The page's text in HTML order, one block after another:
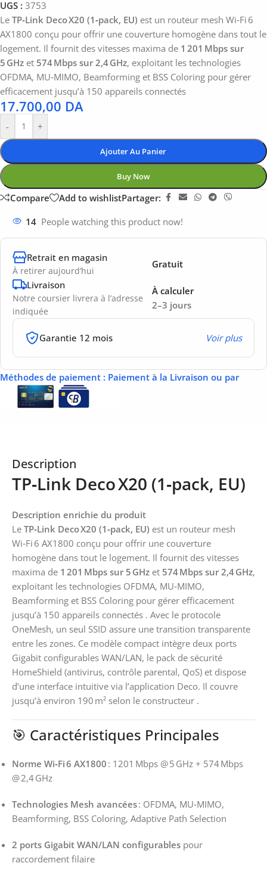
UGS : 3753
Le TP‑Link Deco X20 (1‑pack, EU) est un routeur mesh Wi‑Fi 6
AX1800 conçu pour offrir une couverture homogène dans tout le
logement. Il fournit des vitesses maxima de 1 201 Mbps sur
5 GHz et 574 Mbps sur 2,4 GHz, exploitant les technologies
OFDMA, MU‑MIMO, Beamforming et BSS Coloring pour gérer
efficacement jusqu’à 150 appareils connectés
17.700,00 DA
- +
Ajouter Au Panier
Buy Now
Compare Add to wishlistPartager:
14 People watching this product now!
Retrait en magasin
À retirer aujourd’hui
Gratuit
Livraison
Notre coursier livrera à l’adresse
indiquée
2–3 jours
À calculer
Garantie 12 mois Voir plus
Méthodes de paiement : Paiement à la Livraison ou par
Description
TP‑Link Deco X20 (1‑pack, EU)
Description enrichie du produit
Le TP‑Link Deco X20 (1‑pack, EU) est un routeur mesh
Wi‑Fi 6 AX1800 conçu pour offrir une couverture
homogène dans tout le logement. Il fournit des vitesses
maxima de 1 201 Mbps sur 5 GHz et 574 Mbps sur 2,4 GHz,
exploitant les technologies OFDMA, MU‑MIMO,
Beamforming et BSS Coloring pour gérer efficacement
jusqu’à 150 appareils connectés . Avec le protocole
OneMesh, un seul SSID assure une transition transparente
entre les zones. Ce modèle compact intègre deux ports
Gigabit configurables WAN/LAN, le pack de sécurité
HomeShield (antivirus, contrôle parental, QoS) et dispose
d’une interface intuitive via l’application Deco. Il couvre
jusqu’à environ 190 m² selon le constructeur .
🎯 Caractéristiques Principales
Norme Wi‑Fi 6 AX1800 : 1201 Mbps @ 5 GHz + 574 Mbps
@ 2,4 GHz
Technologies Mesh avancées: OFDMA, MU‑MIMO,
Beamforming, BSS Coloring, Adaptive Path Selection
2 ports Gigabit WAN/LAN configurables pour
raccordement filaire